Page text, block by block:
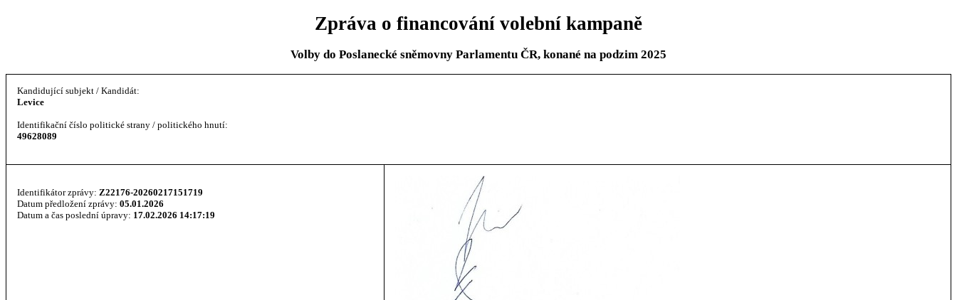
Zpráva o financování volební kampaně
Volby do Poslanecké sněmovny Parlamentu ČR, konané na podzim 2025
Kandidující subjekt / Kandidát:
Levice
Identifikační číslo politické strany / politického hnutí:
49628089
Identifikátor zprávy: Z22176-20260217151719
Datum předložení zprávy: 05.01.2026
Datum a čas poslední úpravy: 17.02.2026 14:17:19